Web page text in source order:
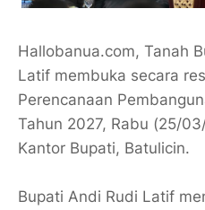
Hallobanua.com, Tanah
Latif membuka secara
Perencanaan
Tahun 2027, Rabu (25/
Kantor Bupati, Batulicin.
Bupati Andi Rudi Latif